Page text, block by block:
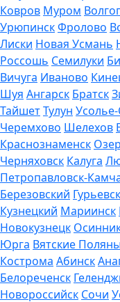
Ковров Муром
УрюпинскФролово
Лиски Новая Усмань
Россошь Семилуки
Вичуга Иваново
Шуя Ангарск Братск
ТайшетТулун
Черемхово Шелехов
Краснознаменск
Черняховск Калуга
Петропавловск-
Березовский Гурьевск
Кузнецкий Мариинск
Новокузнецк
Юрга Вятские Поляны
Кострома Абинск
Белореченск
Новороссийск Сочи